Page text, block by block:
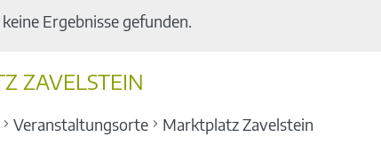
Ergebnisse gefunden.
ZAVELSTEIN
Veranstaltungsorte Marktplatz Zavelstein